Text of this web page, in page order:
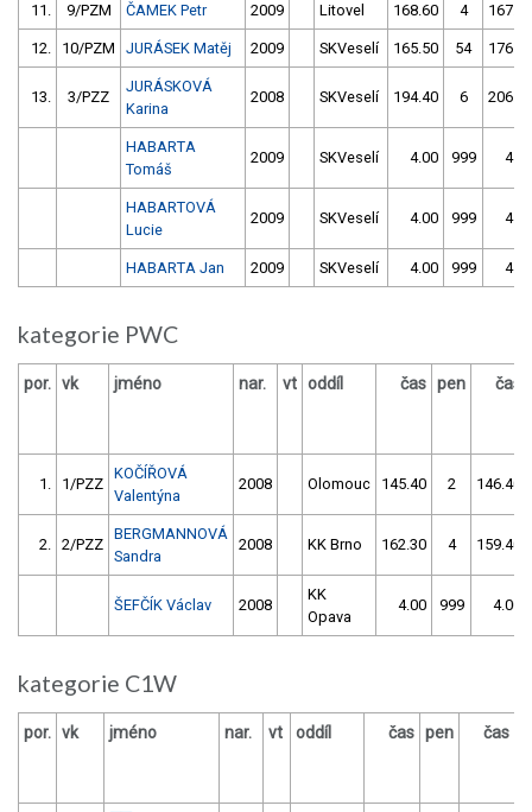
11. 9/PZM ČAMEK Petr 2009 Litovel 168.60 4 167.10
12. 10/PZM JURÁSEK Matěj 2009 SKVeselí 165.50 54 176.00
13. 3/PZZ
JURÁSKOVÁ
Karina
2008 SKVeselí 194.40 6 206.60
HABARTA
Tomáš
2009 SKVeselí 4.00 999 4.00
HABARTOVÁ
Lucie
2009 SKVeselí 4.00 999 4.00
HABARTA Jan 2009 SKVeselí 4.00 999 4.00
kategorie PWC
por. vk jméno nar. vt oddíl čas pen čas
1. 1/PZZ
KOČÍŘOVÁ
Valentýna
2008 Olomouc 145.40 2 146.40
2. 2/PZZ
BERGMANNOVÁ
Sandra
2008 KK Brno 162.30 4 159.40
ŠEFČÍK Václav 2008
KK
Opava
4.00 999 4.00
kategorie C1W
por. vk jméno nar. vt oddíl čas pen čas